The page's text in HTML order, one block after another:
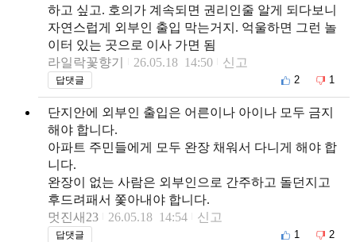
하고 싶고. 호의가 계속되면 권리인줄 알게 되다보니
자연스럽게 외부인 출입 막는거지. 억울하면 그런 놀
이터 있는 곳으로 이사 가면 됨
라일락꽃향기
26.05.18 14:50 신고
답댓글 2 1
단지안에 외부인 출입은 어른이나 아이나 모두 금지
해야 합니다.
아파트 주민들에게 모두 완장 채워서 다니게 해야 합
니다.
완장이 없는 사람은 외부인으로 간주하고 돌던지고
후드려패서 쫓아내야 합니다.
멋진새23
26.05.18 14:54 신고
답댓글 1 2